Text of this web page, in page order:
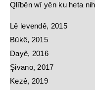
Qlîbên wî yên ku heta
Lê levendê, 2015
Bûkê, 2015
Dayê, 2016
Şivano, 2017
Kezê, 2019